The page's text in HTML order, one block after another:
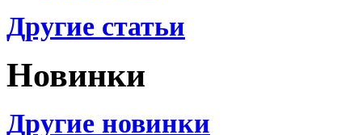
Другие статьи
Новинки
Другие новинки